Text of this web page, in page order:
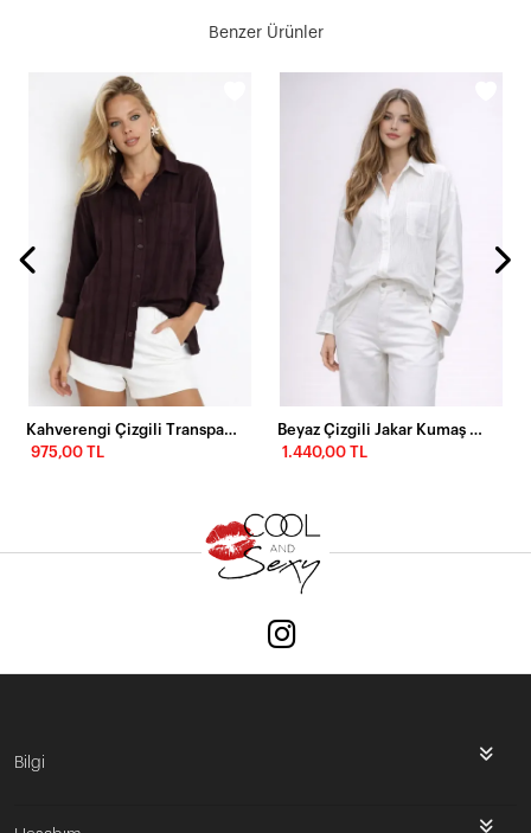
Benzer Ürünler
Kahverengi Çizgili Transparan Dokulu Oversize Kadın Gömlek
975,00 TL
Beyaz Çizgili Jakar Kumaş Oversize Gömlek
1.440,00 TL
Bilgi